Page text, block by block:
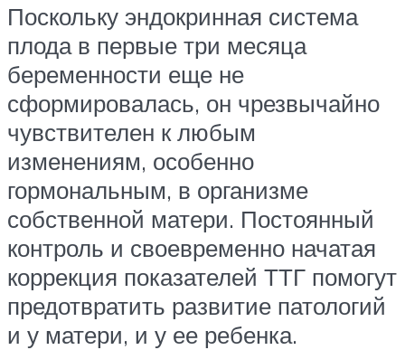
Поскольку эндокринная система
плода в первые три месяца
беременности еще не
сформировалась, он чрезвычайно
чувствителен к любым
изменениям, особенно
гормональным, в организме
собственной матери. Постоянный
контроль и своевременно начатая
коррекция показателей ТТГ помогут
предотвратить развитие патологий
и у матери, и у ее ребенка.